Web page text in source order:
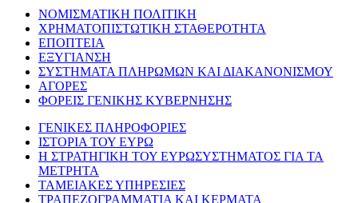
ΝΟΜΙΣΜΑΤΙΚΗ ΠΟΛΙΤΙΚΗ
ΧΡΗΜΑΤΟΠΙΣΤΩΤΙΚΗ ΣΤΑΘΕΡΟΤΗΤΑ
ΕΠΟΠΤΕΙΑ
ΕΞΥΓΙΑΝΣΗ
ΣΥΣΤΗΜΑΤΑ ΠΛΗΡΩΜΩΝ ΚΑΙ ΔΙΑΚΑΝΟΝΙΣΜΟΥ
ΑΓΟΡΕΣ
ΦΟΡΕΙΣ ΓΕΝΙΚΗΣ ΚΥΒΕΡΝΗΣΗΣ
ΓΕΝΙΚΕΣ ΠΛΗΡΟΦΟΡΙΕΣ
ΙΣΤΟΡΙΑ ΤΟΥ ΕΥΡΩ
Η ΣΤΡΑΤΗΓΙΚΗ ΤΟΥ ΕΥΡΩΣΥΣΤΗΜΑΤΟΣ ΓΙΑ ΤΑ
ΜΕΤΡΗΤΑ
ΤΑΜΕΙΑΚΕΣ ΥΠΗΡΕΣΙΕΣ
ΤΡΑΠΕΖΟΓΡΑΜΜΑΤΙΑ ΚΑΙ ΚΕΡΜΑΤΑ